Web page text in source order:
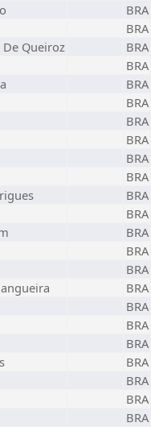
BRA
BRA
Queiroz
BRA
BRA
BRA
BRA
BRA
BRA
BRA
BRA
BRA
BRA
BRA
BRA
BRA
BRA
BRA
BRA
BRA
BRA
BRA
BRA
BRA